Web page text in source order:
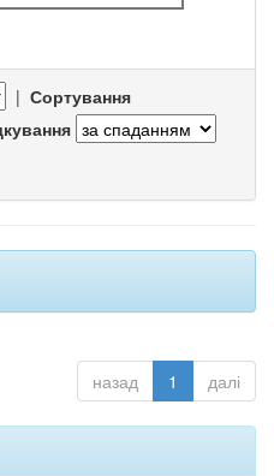
| Сортування
назад 1 далі